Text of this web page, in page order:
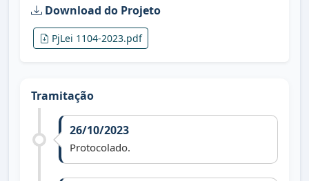
Download do Projeto
PjLei 1104-2023.pdf
Tramitação
26/10/2023
Protocolado.